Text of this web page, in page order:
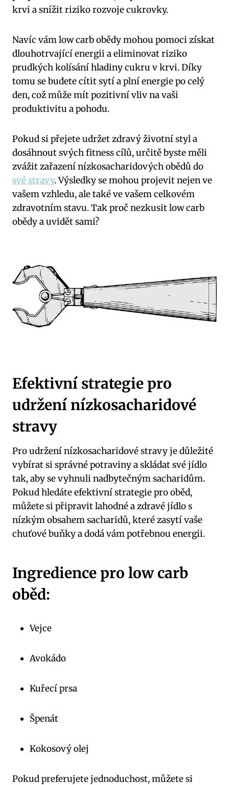
krvi a snížit riziko rozvoje cukrovky.
Navíc vám ⁤low carb ‌obědy mohou pomoci získat
dlouhotrvající ⁤energii a eliminovat riziko
prudkých kolísání hladiny cukru v krvi. Díky
tomu se budete ‌cítit sytí a plní energie po⁣ celý
den, což ​může mít pozitivní vliv na vaši
produktivitu a pohodu.
Pokud si přejete udržet zdravý životní styl ⁣a
dosáhnout svých ⁣fitness‌ cílů, určitě byste měli
zvážit zařazení nízkosacharidových⁢ obědů ‌do
své stravy. Výsledky se mohou projevit nejen ‌ve⁣
vašem vzhledu, ale také ve vašem celkovém‍
zdravotním stavu. Tak proč nezkusit‌ low⁤ carb
obědy a⁢ uvidět ‍sami?
Efektivní ⁤strategie pro⁣
udržení nízkosacharidové
stravy
Pro udržení⁤ nízkosacharidové ‍stravy je důležité
‌vybírat si správné potraviny a ​skládat své jídlo
tak, aby se ‌vyhnuli nadbytečným ⁣sacharidům.
Pokud hledáte efektivní strategie pro oběd,​
můžete si připravit lahodné a ‌zdravé jídlo s
nízkým obsahem sacharidů, které ⁢zasytí vaše
chuťové buňky ⁣a dodá vám potřebnou energii.
Ingredience pro⁣ low carb
oběd:
Vejce
Avokádo
Kuřecí prsa
Špenát
Kokosový olej
Pokud ⁤preferujete jednoduchost, můžete si